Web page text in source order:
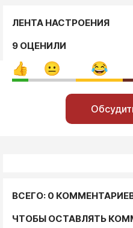
ЛЕНТА НАСТРОЕНИЯ
9 ОЦЕНИЛИ
ВСЕГО: 0
ЧТОБЫ ОСТАВЛЯТЬ